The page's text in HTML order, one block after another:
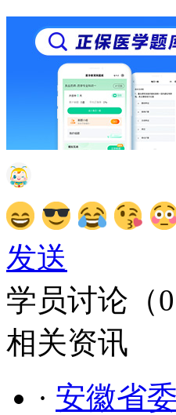
发送
学员讨论（0
相关资讯
· 安徽省